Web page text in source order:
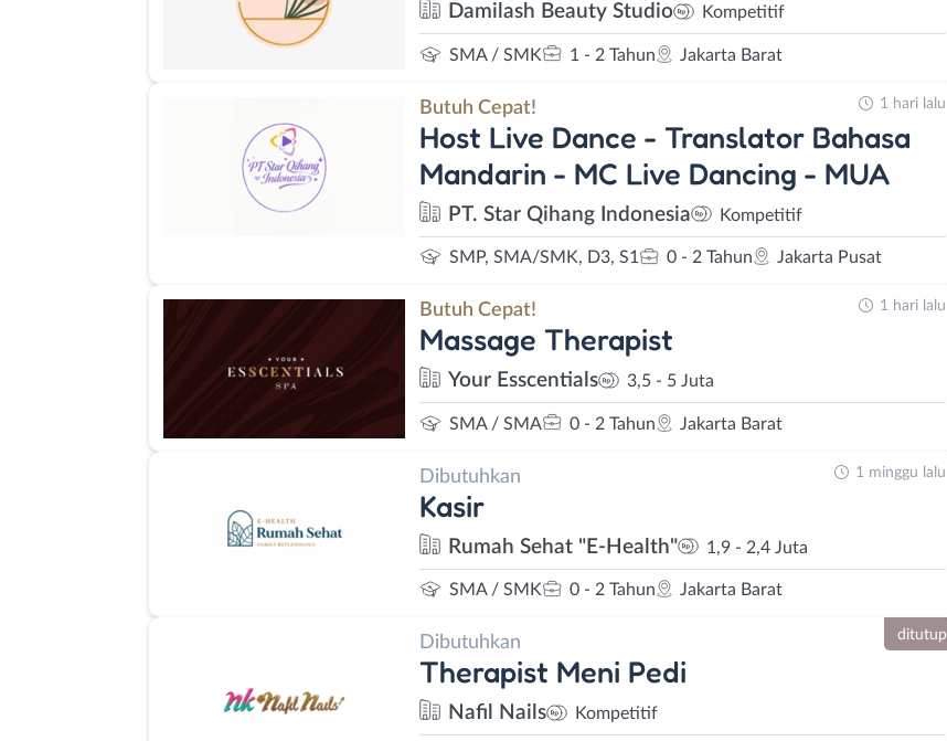
Damilash Beauty Studio Kompetitif
SMA / SMK 1 - 2 Tahun Jakarta Barat
Butuh Cepat!
Host Live Dance - Translator Bahasa
Mandarin - MC Live Dancing - MUA
PT. Star Qihang Indonesia Kompetitif
SMP, SMA/SMK, D3, S1 0 - 2 Tahun Jakarta Pusat
1 hari lalu
Butuh Cepat!
Massage Therapist
Your Esscentials 3,5 - 5 Juta
SMA / SMA 0 - 2 Tahun Jakarta Barat
1 hari lalu
Dibutuhkan
Kasir
Rumah Sehat "E-Health" 1,9 - 2,4 Juta
SMA / SMK 0 - 2 Tahun Jakarta Barat
1 minggu lalu
Dibutuhkan
Therapist Meni Pedi
Nafil Nails Kompetitif
ditutup